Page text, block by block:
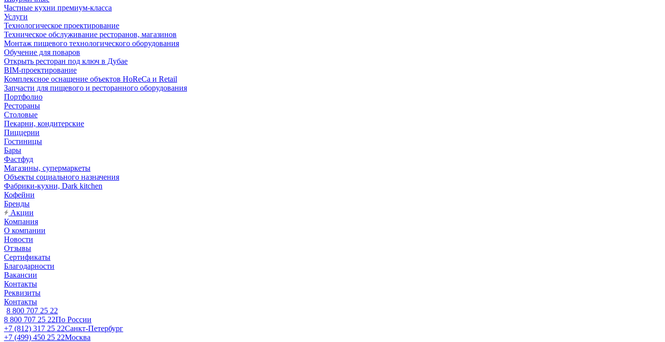
Частные кухни премиум-класса
Услуги
Технологическое проектирование
Техническое обслуживание ресторанов, магазинов
Монтаж пищевого технологического оборудования
Обучение для поваров
Открыть ресторан под ключ в Дубае
BIM-проектирование
Комплексное оснащение объектов HoReCa и Retail
Запчасти для пищевого и ресторанного оборудования
Портфолио
Рестораны
Столовые
Пекарни, кондитерские
Пиццерии
Гостиницы
Бары
Фастфуд
Магазины, супермаркеты
Объекты социального назначения
Фабрики-кухни, Dark kitchen
Кофейни
Бренды
Акции
Компания
О компании
Новости
Отзывы
Сертификаты
Благодарности
Вакансии
Контакты
Реквизиты
Контакты
8 800 707 25 22
8 800 707 25 22По России
+7 (812) 317 25 22Санкт-Петербург
+7 (499) 450 25 22Москва